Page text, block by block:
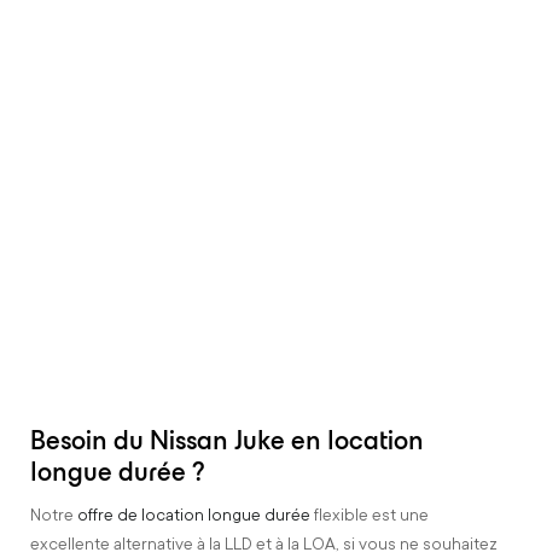
Besoin du Nissan Juke en location
longue durée ?
Notre offre de location longue durée flexible est une
excellente alternative à la LLD et à la LOA, si vous ne souhaitez